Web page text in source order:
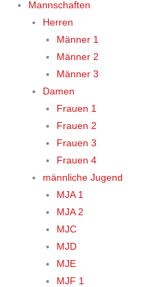
Mannschaften
Herren
Männer 1
Männer 2
Männer 3
Damen
Frauen 1
Frauen 2
Frauen 3
Frauen 4
männliche Jugend
MJA 1
MJA 2
MJC
MJD
MJE
MJF 1